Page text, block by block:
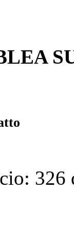
326